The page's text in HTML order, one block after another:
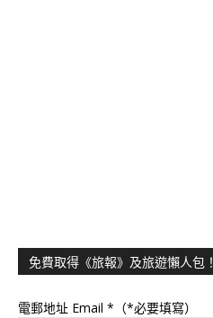
免費取得《旅報》及旅遊懶人包！
電郵地址 Email *（*必要填寫）